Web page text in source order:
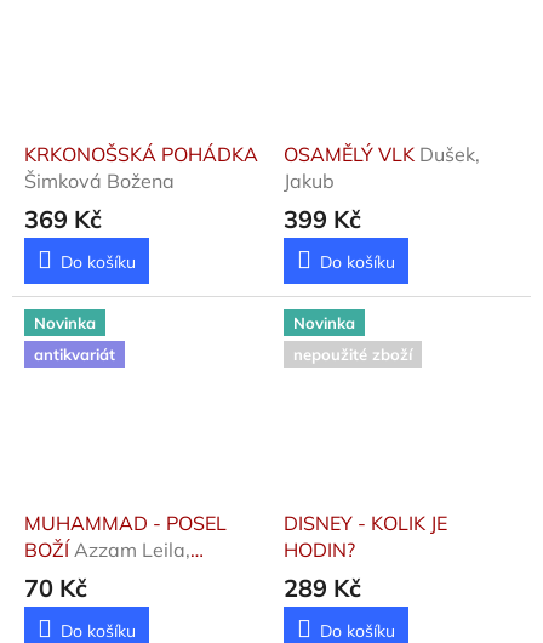
KRKONOŠSKÁ POHÁDKA
Šimková Božena
369 Kč
Do košíku
OSAMĚLÝ VLK Dušek,
Jakub
399 Kč
Do košíku
Novinka
antikvariát
MUHAMMAD - POSEL
BOŽÍ Azzam Leila,
Gouverneur Aisha
70 Kč
Do košíku
Novinka
nepoužité zboží
DISNEY - KOLIK JE
HODIN?
289 Kč
Do košíku